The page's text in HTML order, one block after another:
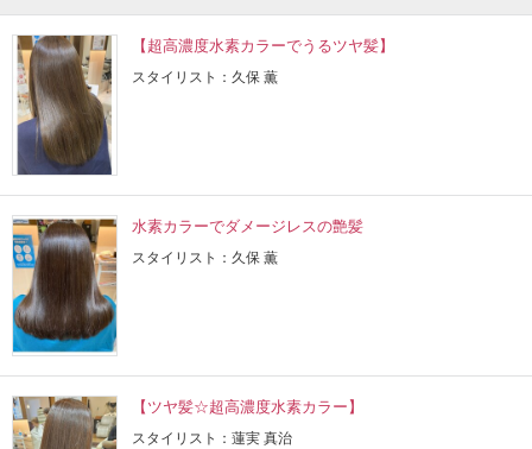
【超高濃度水素カラーでうるツヤ髪】
スタイリスト：久保 薫
水素カラーでダメージレスの艶髪
スタイリスト：久保 薫
【ツヤ髪☆超高濃度水素カラー】
スタイリスト：蓮実 真治